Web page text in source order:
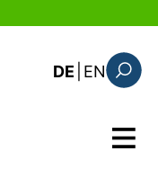
Inhalt
DE EN: this
Menü